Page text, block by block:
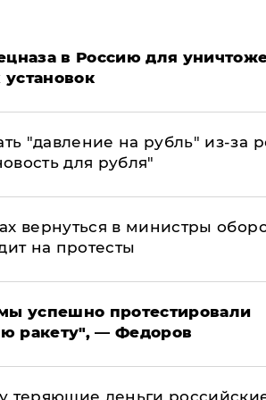
в Россию для
"давление на рубль" из-за
для рубля"
вернуться в министры
на протесты
успешно протестировали
ракету", — Федоров
теряющие деньги